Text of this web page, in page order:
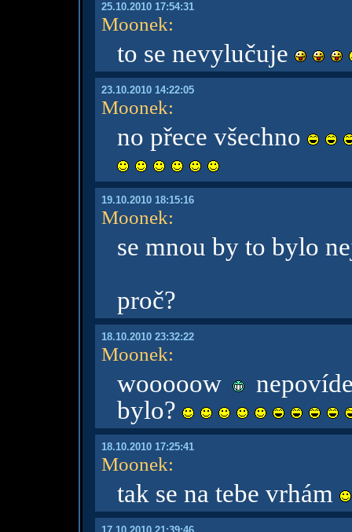
25.10.2010 17:54:31
Moonek:
to se nevylučuje
23.10.2010 14:22:05
Moonek:
no přece všechno
19.10.2010 18:15:16
Moonek:
se mnou by to bylo
proč?
18.10.2010 23:32:22
Moonek:
wooooow
bylo?
18.10.2010 17:25:41
Moonek:
tak se na tebe vrhám